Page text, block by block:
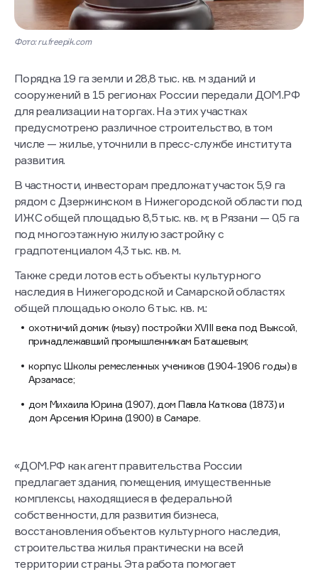
Фото: ru.freepik.com
Порядка 19 га земли и 28,8 тыс. кв. м зданий и
сооружений в 15 регионах России передали ДОМ.РФ
для реализации на торгах. На этих участках
предусмотрено различное строительство, в том
числе — жилье, уточнили в пресс-службе института
развития.
В частности, инвесторам предложат участок 5,9 га
рядом с Дзержинском в Нижегородской области под
ИЖС общей площадью 8,5 тыс. кв. м; в Рязани — 0,5 га
под многоэтажную жилую застройку с
градпотенциалом 4,3 тыс. кв. м.
Также среди лотов есть объекты культурного
наследия в Нижегородской и Самарской областях
общей площадью около 6 тыс. кв. м.:
охотничий домик (мызу) постройки XVIII века под Выксой,
принадлежавший промышленникам Баташевым;
корпус Школы ремесленных учеников (1904-1906 годы) в
Арзамасе;
дом Михаила Юрина (1907), дом Павла Каткова (1873) и
дом Арсения Юрина (1900) в Самаре.
«ДОМ.РФ как агент правительства России
предлагает здания, помещения, имущественные
комплексы, находящиеся в федеральной
собственности, для развития бизнеса,
восстановления объектов культурного наследия,
строительства жилья практически на всей
территории страны. Эта работа помогает